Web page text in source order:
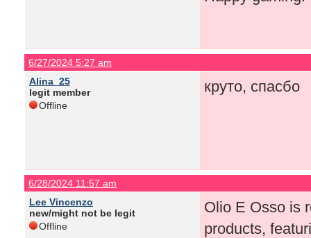
6/27/2024 5:27 am
Alina_25
legit member
Offline
круто, спасбо
6/28/2024 11:57 am
Lee Vincenzo
new/might not be legit
Offline
Olio E Osso is
products,